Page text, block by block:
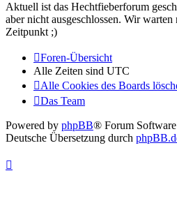
Aktuell ist das Hechtfieberforum
aber nicht ausgeschlossen. Wir
Zeitpunkt ;)
Foren-Übersicht
Alle Zeiten sind UTC
Alle Cookies des Boards
Das Team
Powered by phpBB® Forum
Deutsche Übersetzung durch